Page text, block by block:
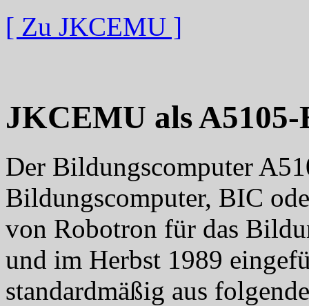
[ Zu JKCEMU ]
JKCEMU als
Der Bildungscomputer
Bildungscomputer, BIC
von Robotron für das
und im Herbst 1989
standardmäßig aus